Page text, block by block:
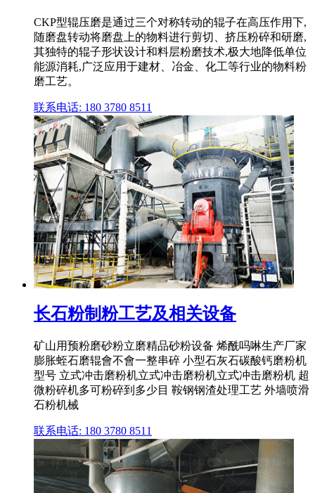
CKP型辊压磨是通过三个对称转动的辊子在高压作用下,
随磨盘转动将磨盘上的物料进行剪切、挤压粉碎和研磨,
其独特的辊子形状设计和料层粉磨技术,极大地降低单位
能源消耗,广泛应用于建材、冶金、化工等行业的物料粉
磨工艺。
联系电话: 180 3780 8511
长石粉制粉工艺及相关设备
矿山用预粉磨砂粉立磨精品砂粉设备 烯酰吗啉生产厂家
膨胀蛭石磨辊會不會一整串碎 小型石灰石碳酸钙磨粉机
型号 立式冲击磨粉机立式冲击磨粉机立式冲击磨粉机 超
微粉碎机多可粉碎到多少目 鞍钢钢渣处理工艺 外墙喷滑
石粉机械
联系电话: 180 3780 8511